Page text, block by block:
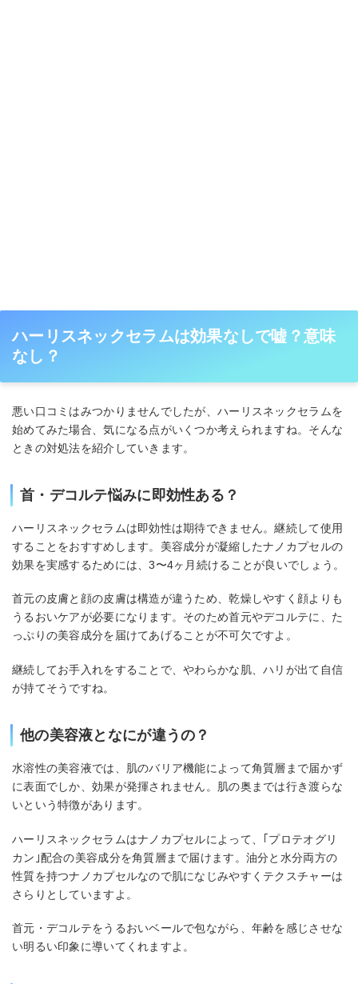
ハーリスネックセラムは効果なしで嘘？意味
なし？
悪い口コミはみつかりませんでしたが、ハーリスネックセラムを
始めてみた場合、気になる点がいくつか考えられますね。そんな
ときの対処法を紹介していきます。
首・デコルテ悩みに即効性ある？
ハーリスネックセラムは即効性は期待できません。継続して使用
することをおすすめします。美容成分が凝縮したナノカプセルの
効果を実感するためには、3〜4ヶ月続けることが良いでしょう。
首元の皮膚と顔の皮膚は構造が違うため、乾燥しやすく顔よりも
うるおいケアが必要になります。そのため首元やデコルテに、た
っぷりの美容成分を届けてあげることが不可欠ですよ。
継続してお手入れをすることで、やわらかな肌、ハリが出て自信
が持てそうですね。
他の美容液となにが違うの？
水溶性の美容液では、肌のバリア機能によって角質層まで届かず
に表面でしか、効果が発揮されません。肌の奥までは行き渡らな
いという特徴があります。
ハーリスネックセラムはナノカプセルによって、｢プロテオグリ
カン｣配合の美容成分を角質層まで届けます。油分と水分両方の
性質を持つナノカプセルなので肌になじみやすくテクスチャーは
さらりとしていますよ。
首元・デコルテをうるおいベールで包ながら、年齢を感じさせな
い明るい印象に導いてくれますよ。